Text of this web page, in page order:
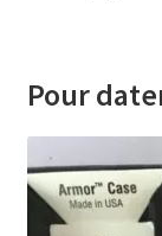
Pour